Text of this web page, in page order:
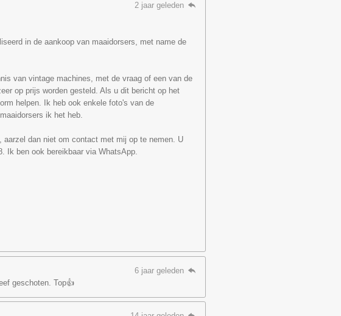
2 jaar geleden
in de aankoop van maaidorsers, met name de
van vintage machines, met de vraag of een van de
op prijs worden gesteld. Als u dit bericht op het
helpen. Ik heb ook enkele foto's van de
ik het heb.
dan niet om contact met mij op te nemen. U
Ik ben ook bereikbaar via WhatsApp.
6 jaar geleden
geschoten. Top👍